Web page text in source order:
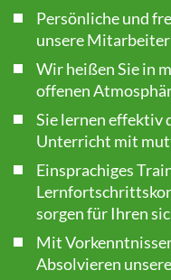
Persönliche und
unsere Mitarbeiter
Wir heißen Sie in
offenen
Sie lernen effektiv
Unterricht mit
Einsprachiges
sorgen für Ihren
Mit
Absolvieren